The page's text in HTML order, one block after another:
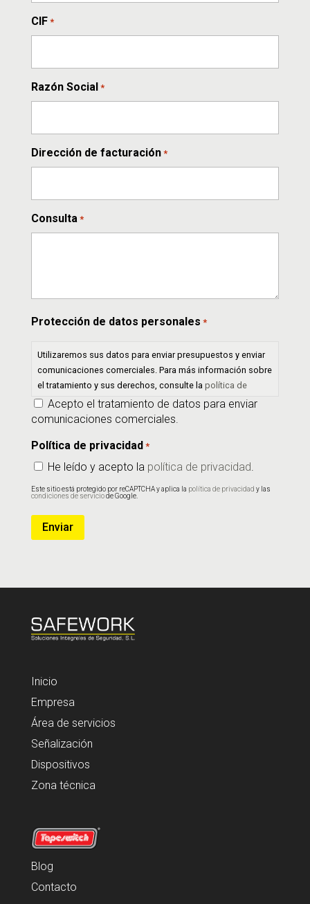
CIF *
Razón Social *
Dirección de facturación *
Consulta *
Protección de datos personales *
Utilizaremos sus datos para enviar presupuestos y enviar
comunicaciones comerciales. Para más información sobre
el tratamiento y sus derechos, consulte la política de
privacidad.
Acepto el tratamiento de datos para enviar
comunicaciones comerciales.
Política de privacidad *
He leído y acepto la política de privacidad
Este sitio está protegido por reCAPTCHA y aplica la política de privacidad y las
condiciones de serviciode Google.
Enviar
Inicio
Empresa
Área de servicios
Señalización
Dispositivos
Zona técnica
Blog
Contacto